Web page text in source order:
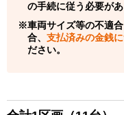
の手続に従う必要があ
車両サイズ等の不適
合、 支払済みの金銭
ださい。